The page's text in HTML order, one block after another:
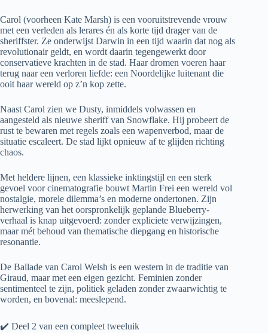
Carol (voorheen Kate Marsh) is een vooruitstrevende vrouw
met een verleden als lerares én als korte tijd drager van de
sheriffster. Ze onderwijst Darwin in een tijd waarin dat nog als
revolutionair geldt, en wordt daarin tegengewerkt door
conservatieve krachten in de stad. Haar dromen voeren haar
terug naar een verloren liefde: een Noordelijke luitenant die
ooit haar wereld op z’n kop zette.
Naast Carol zien we Dusty, inmiddels volwassen en
aangesteld als nieuwe sheriff van Snowflake. Hij probeert de
rust te bewaren met regels zoals een wapenverbod, maar de
situatie escaleert. De stad lijkt opnieuw af te glijden richting
chaos.
Met heldere lijnen, een klassieke inktingstijl en een sterk
gevoel voor cinematografie bouwt Martin Frei een wereld vol
nostalgie, morele dilemma’s en moderne ondertonen. Zijn
herwerking van het oorspronkelijk geplande Blueberry-
verhaal is knap uitgevoerd: zonder expliciete verwijzingen,
maar mét behoud van thematische diepgang en historische
resonantie.
De Ballade van Carol Welsh is een western in de traditie van
Giraud, maar met een eigen gezicht. Feminien zonder
sentimenteel te zijn, politiek geladen zonder zwaarwichtig te
worden, en bovenal: meeslepend.
✔️ Deel 2 van een compleet tweeluik